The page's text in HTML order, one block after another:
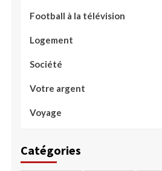
Football à la télévision
Logement
Société
Votre argent
Voyage
Catégories